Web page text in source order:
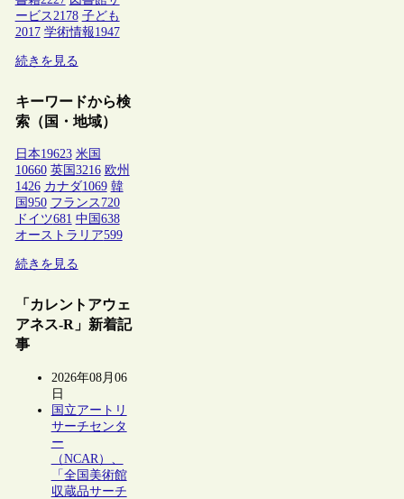
ービス 2178 子ども
2017 学術情報1947
続きを見る
キーワードから検
索（国・地域）
日本19623 米国
10660 英国 3216 欧州
1426 カナダ1069 韓
国 950 フランス 720
ドイツ681 中国 638
オーストラリア599
続きを見る
「カレントアウェ
アネス-R」新着記
事
2026年08月06
日
国立アートリ
サーチセンタ
ー
（NCAR）、
「全国美術館
収蔵品サーチ